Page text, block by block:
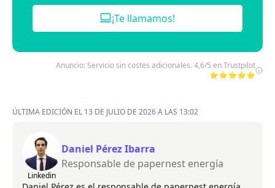
¡Te llamamos!
Anuncio: Servicio sin costes adicionales. 4,6/5 en Trustpilot
⭐⭐⭐⭐⭐
ÚLTIMA EDICIÓN EL 13 DE JULIO DE 2026 A LAS 13:02
Linkedin
Daniel Pérez Ibarra
Responsable de papernest energía